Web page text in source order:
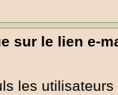
sur le lien e-
les